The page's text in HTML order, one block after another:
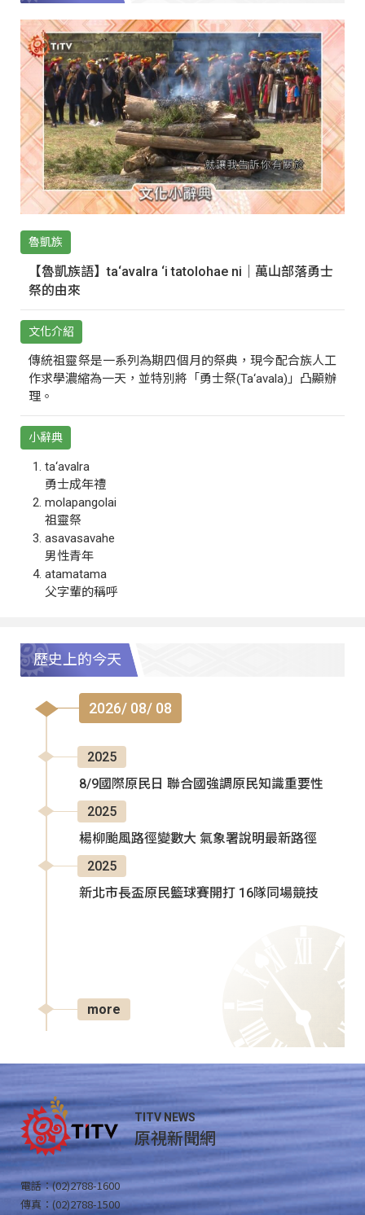
魯凱族
【魯凱族語】ta‘avalra ‘i tatolohae ni｜萬山部落勇士
祭的由來
文化介紹
傳統祖靈祭是一系列為期四個月的祭典，現今配合族人工
作求學濃縮為一天，並特別將「勇士祭(Ta‘avala)」凸顯辦
理。
小辭典
ta‘avalra
勇士成年禮
molapangolai
祖靈祭
asavasavahe
男性青年
atamatama
父字輩的稱呼
歷史上的今天
2026/ 08/ 08
2025
8/9國際原民日 聯合國強調原民知識重要性
2025
楊柳颱風路徑變數大 氣象署說明最新路徑
2025
新北市長盃原民籃球賽開打 16隊同場競技
more
TITV NEWS
原視新聞網
電話：(02)2788-1600
傳真：(02)2788-1500